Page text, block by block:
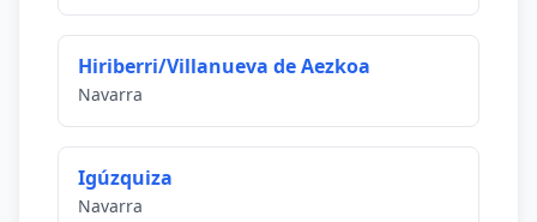
Hiriberri/Villanueva de Aezkoa
Navarra
Igúzquiza
Navarra